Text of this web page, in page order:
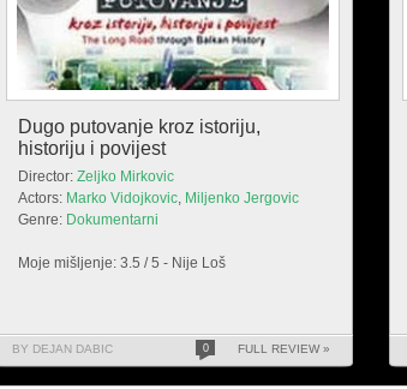
Dugo putovanje kroz istoriju,
historiju i povijest
Director: Zeljko Mirkovic
Actors: Marko Vidojkovic, Miljenko Jergovic
Genre: Dokumentarni
Moje mišljenje: 3.5 / 5 - Nije Loš
BY DEJAN DABIC 0 FULL REVIEW »